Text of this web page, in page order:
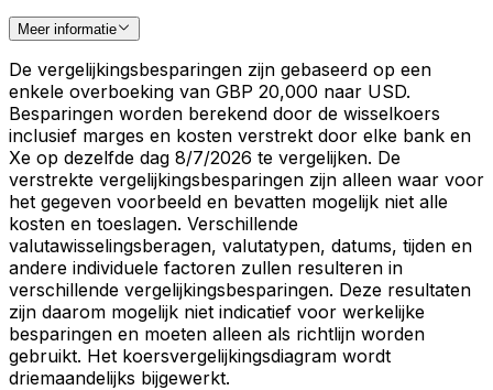
Meer informatie
De vergelijkingsbesparingen zijn gebaseerd op een
enkele overboeking van GBP 20,000 naar USD.
Besparingen worden berekend door de wisselkoers
inclusief marges en kosten verstrekt door elke bank en
Xe op dezelfde dag 8/7/2026 te vergelijken. De
verstrekte vergelijkingsbesparingen zijn alleen waar voor
het gegeven voorbeeld en bevatten mogelijk niet alle
kosten en toeslagen. Verschillende
valutawisselingsberagen, valutatypen, datums, tijden en
andere individuele factoren zullen resulteren in
verschillende vergelijkingsbesparingen. Deze resultaten
zijn daarom mogelijk niet indicatief voor werkelijke
besparingen en moeten alleen als richtlijn worden
gebruikt. Het koersvergelijkingsdiagram wordt
driemaandelijks bijgewerkt.